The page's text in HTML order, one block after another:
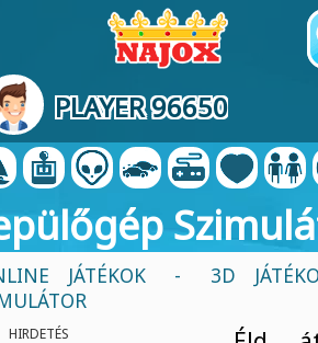
PLAYER 96650
JÁTÉKOK -
3D
HIRDETÉS